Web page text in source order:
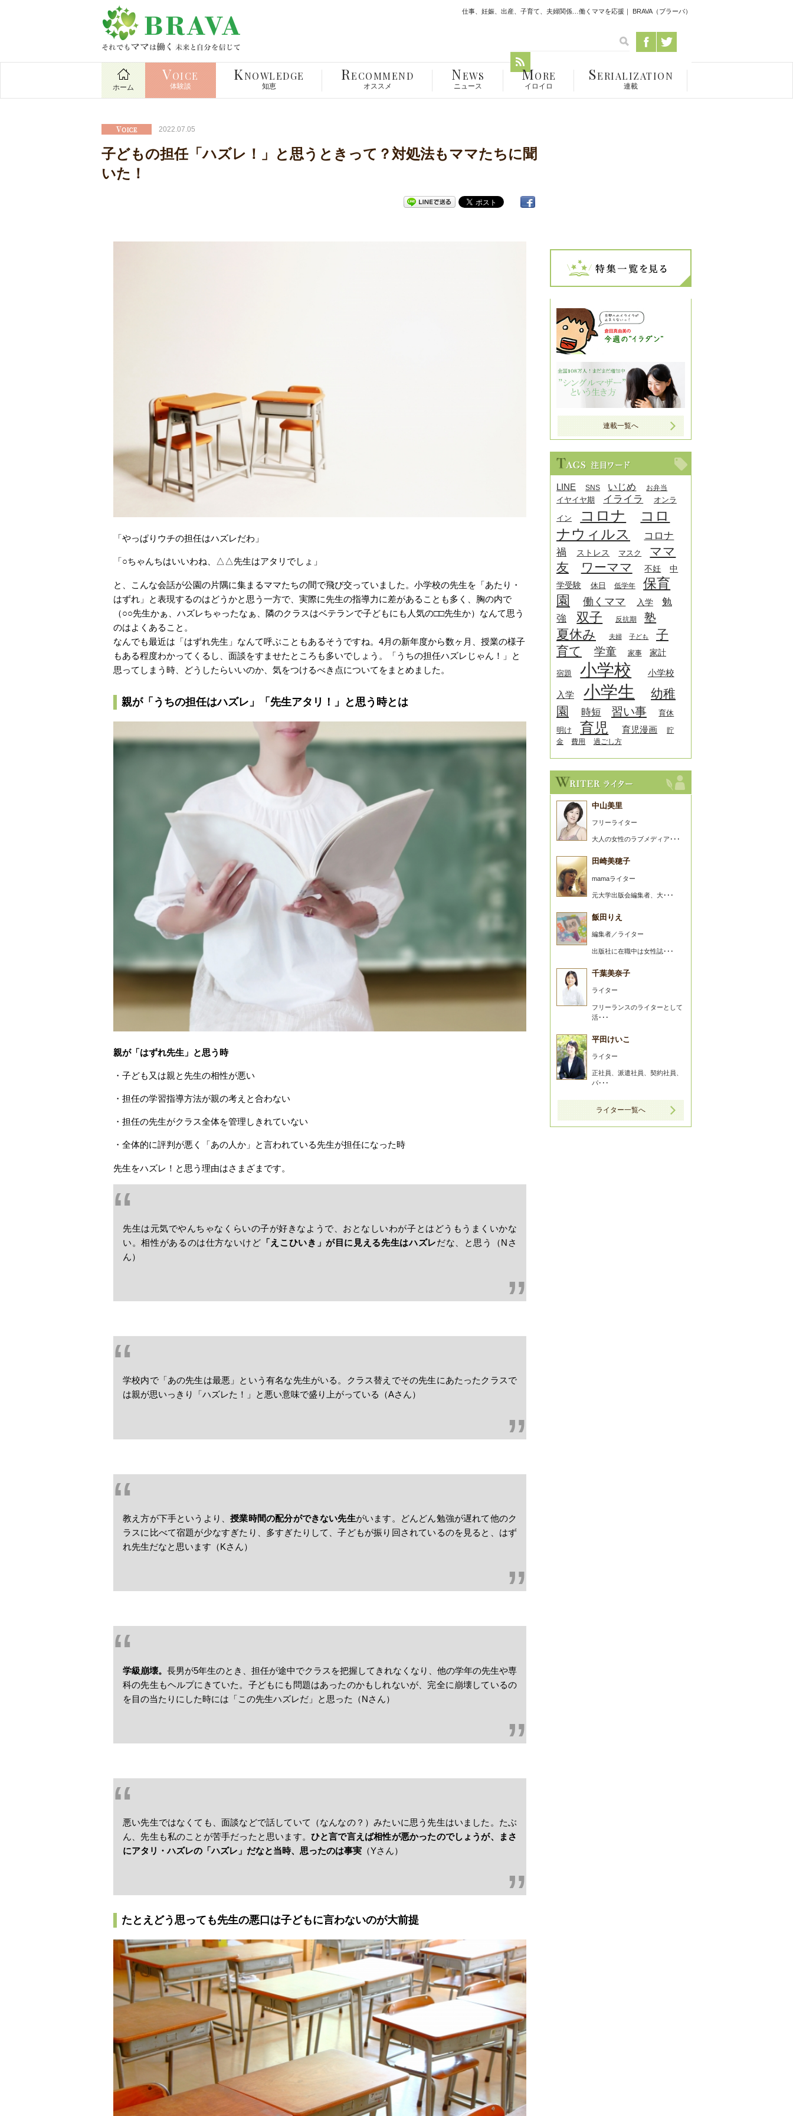
仕事、妊娠、出産、子育て、夫婦関係…働くママを応援｜ BRAVA（ブラーバ）
ホーム
VOICE
体験談
KNOWLEDGE
知恵
RECOMMEND
オススメ
NEWS
ニュース
MORE
イロイロ
SERIALIZATION
連載
2022.07.05
子どもの担任「ハズレ！」と思うときって？対処法もママたちに聞
いた！
「やっぱりウチの担任はハズレだわ」
「○ちゃんちはいいわね、△△先生はアタリでしょ」
と、こんな会話が公園の片隅に集まるママたちの間で飛び交っていました。小学校の先生を「あたり・
はずれ」と表現するのはどうかと思う一方で、実際に先生の指導力に差があることも多く、胸の内で
（○○先生かぁ、ハズレちゃったなぁ、隣のクラスはベテランで子どもにも人気の□□先生か）なんて思う
のはよくあること。
なんでも最近は「はずれ先生」なんて呼ぶこともあるそうですね。4月の新年度から数ヶ月、授業の様子
もある程度わかってくるし、面談をすませたところも多いでしょう。「うちの担任ハズレじゃん！」と
思ってしまう時、どうしたらいいのか、気をつけるべき点についてをまとめました。
親が「うちの担任はハズレ」「先生アタリ！」と思う時とは
親が「はずれ先生」と思う時
・子ども又は親と先生の相性が悪い
・担任の学習指導方法が親の考えと合わない
・担任の先生がクラス全体を管理しきれていない
・全体的に評判が悪く「あの人か」と言われている先生が担任になった時
先生をハズレ！と思う理由はさまざまです。
先生は元気でやんちゃなくらいの子が好きなようで、おとなしいわが子とはどうもうまくいかな
い。相性があるのは仕方ないけど 「えこひいき」が目に見える先生はハズレだな、と思う（Nさ
ん）
学校内で「あの先生は最悪」という有名な先生がいる。クラス替えでその先生にあたったクラスで
は親が思いっきり「ハズレた！」と悪い意味で盛り上がっている（Aさん）
教え方が下手というより、授業時間の配分ができない先生がいます。どんどん勉強が遅れて他のク
ラスに比べて宿題が少なすぎたり、多すぎたりして、子どもが振り回されているのを見ると、はず
れ先生だなと思います（Kさん）
学級崩壊。 長男が5年生のとき、担任が途中でクラスを把握してきれなくなり、他の学年の先生や専
科の先生もヘルプにきていた。子どもにも問題はあったのかもしれないが、完全に崩壊しているの
を目の当たりにした時には「この先生ハズレだ」と思った（Nさん）
悪い先生ではなくても、面談などで話していて（なんなの？）みたいに思う先生はいました。たぶ
ん、先生も私のことが苦手だったと思います。 ひと言で言えば相性が悪かったのでしょうが、まさ
にアタリ・ハズレの「ハズレ」だなと当時、思ったのは事実 （Yさん）
たとえどう思っても先生の悪口は子どもに言わないのが大前提
連載一覧へ
LINE SNS いじめ お弁当
イヤイヤ期 イライラ オンラ
イン コロナ
コロ
ナウィルス
コロナ
禍
ストレス マスク
ママ
友
ワーママ 不妊
中
学受験
休日 低学年
保育
園
働くママ 入学
勉
強
双子 反抗期 塾
夏休み 夫婦 子ども
子
育て
学童 家事 家計
宿題 小学校 小学校
入学 小学生
幼稚
園
時短 習い事
育休
明け
育児 育児漫画
貯
金
費用 過ごし方
中山美里
フリーライター
大人の女性のラブメディア･･･
田崎美穂子
mamaライター
元大学出版会編集者、大･･･
飯田りえ
編集者／ライター
出版社に在職中は女性誌･･･
千葉美奈子
ライター
フリーランスのライターとして
活･･･
平田けいこ
ライター
正社員、派遣社員、契約社員、
パ･･･
ライター一覧へ